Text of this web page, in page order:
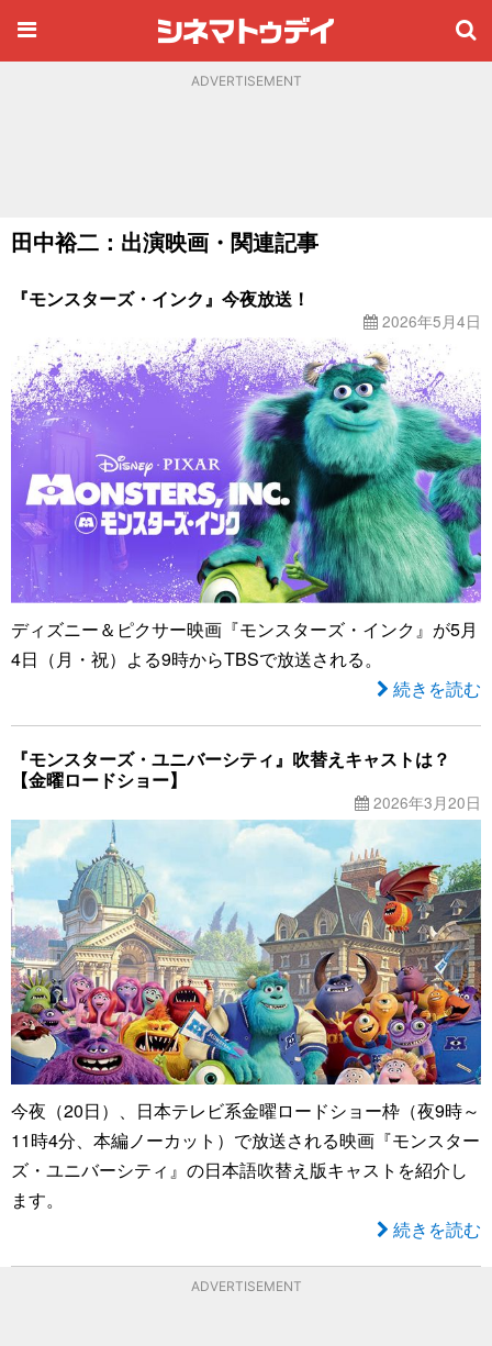
ADVERTISEMENT
田中裕二：出演映画・関連記事
『モンスターズ・インク』今夜放送！
2026年5月4日
ディズニー＆ピクサー映画『モンスターズ・インク』が5月
4日（月・祝）よる9時からTBSで放送される。
続きを読む
『モンスターズ・ユニバーシティ』吹替えキャストは？
【金曜ロードショー】
2026年3月20日
今夜（20日）、日本テレビ系金曜ロードショー枠（夜9時～
11時4分、本編ノーカット）で放送される映画『モンスター
ズ・ユニバーシティ』の日本語吹替え版キャストを紹介し
ます。
続きを読む
ADVERTISEMENT